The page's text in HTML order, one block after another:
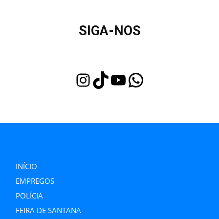
SIGA-NOS
InstagramTikTok Youtube WhatsApp
INÍCIO
EMPREGOS
POLÍCIA
FEIRA DE SANTANA